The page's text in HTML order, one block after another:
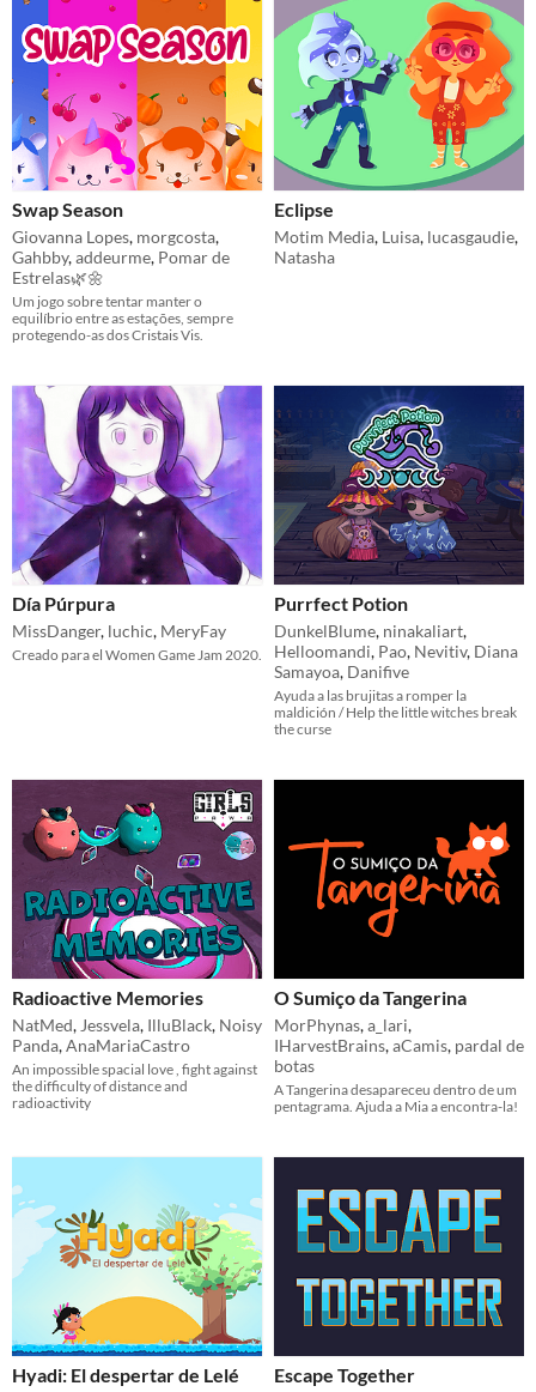
Swap Season
Giovanna Lopes, morgcosta,
Gahbby,addeurme, Pomar de
Estrelas🌿🌼
Um jogo sobre tentar manter o
equilíbrio entre as estações, sempre
protegendo-as dos Cristais Vis.
Eclipse
Motim Media, Luisa, lucasgaudie,
Natasha
Día Púrpura
MissDanger, luchic, MeryFay
Creado para el Women Game Jam 2020.
Purrfect Potion
DunkelBlume, ninakaliart,
Helloomandi, Pao, Nevitiv, Diana
Samayoa, Danifive
Ayuda a las brujitas a romper la
maldición / Help the little witches break
the curse
Radioactive Memories
NatMed, Jessvela, IlluBlack, Noisy
Panda,AnaMariaCastro
An impossible spacial love , fight against
the difficulty of distance and
radioactivity
O Sumiço da Tangerina
MorPhynas,a_lari,
IHarvestBrains,aCamis, pardal de
botas
A Tangerina desapareceu dentro de um
pentagrama. Ajuda a Mia a encontra-la!
Hyadi: El despertar de Lelé Escape Together